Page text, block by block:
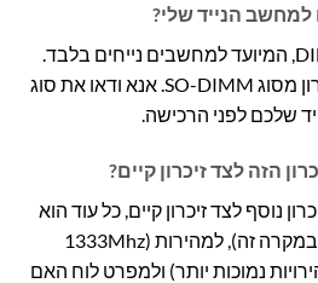
הנייד שלי?
לא, זיכרון זה הוא מסוג DIMM, המיועד למחשבים נייחים בלבד.
למחשבים ניידים נדרש זיכרון מסוג SO-DIMM. אנא ודאו את סוג
שלכם לפני הרכישה.
הזה לצד זיכרון קיים?
נוסף לצד זיכרון קיים, כל עוד הוא
תואם לסוג הזיכרון (DDR3 במקרה זה), למהירות (1333Mhz
נמוכות יותר) ולמפרט לוח האם